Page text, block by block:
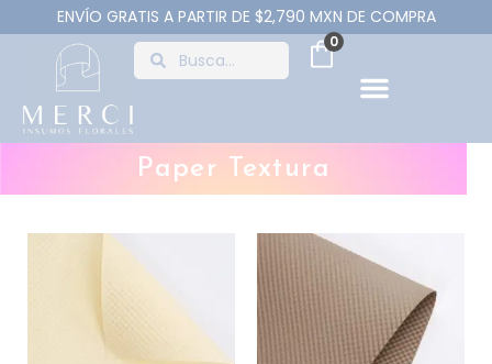
ENVÍO GRATIS A PARTIR DE $2,790 MXN DE COMPRA
0
Paper Textura